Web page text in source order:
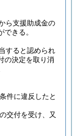
ら支援助成金の
きる。
すると認められ
の決定を取り消
件に違反したと
交付を受け、又